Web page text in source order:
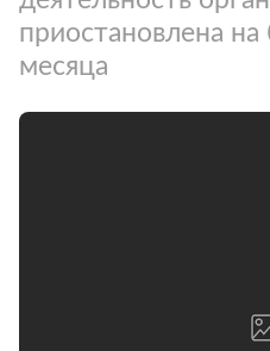
приостановлена
месяца